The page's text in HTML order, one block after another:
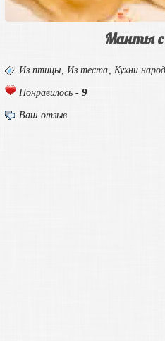
Манты с
Из птицы Из теста Кухни
Понравилось -9
Ваш отзыв